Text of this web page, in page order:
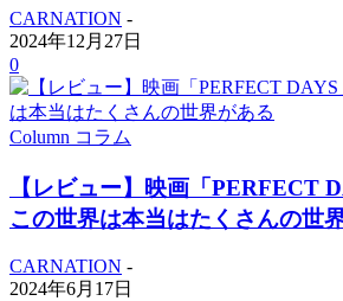
CARNATION -
2024年12月27日
0
Column コラム
【レビュー】映画「PERFECT
この世界は本当はたくさんの世
CARNATION -
2024年6月17日